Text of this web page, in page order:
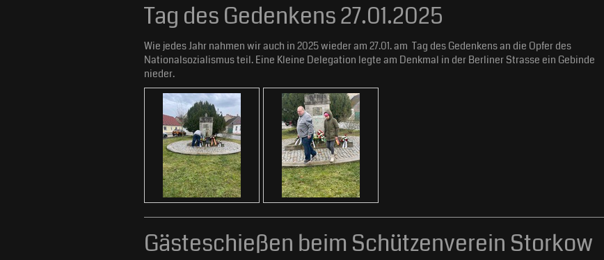
Tag des Gedenkens 27.01.2025
Wie jedes Jahr nahmen wir auch in 2025 wieder am 27.01. am Tag des Gedenkens an die Opfer des
Nationalsozialismus teil. Eine Kleine Delegation legte am Denkmal in der Berliner Strasse ein Gebinde
nieder.
Gästeschießen beim Schützenverein Storkow